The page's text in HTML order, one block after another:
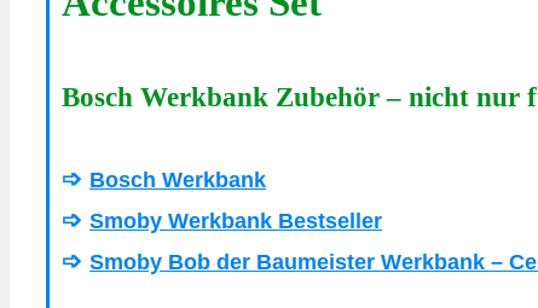
Bosch Werkbank Zubehör – nicht nur
➩ Bosch Werkbank
➩ Smoby Werkbank Bestseller
➩ Smoby Bob der Baumeister Werkbank –